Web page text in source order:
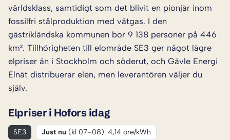
världsklass, samtidigt som det blivit en pionjär inom
fossilfri stålproduktion med vätgas. I den
gästrikländska kommunen bor 9 138 personer på 446
km². Tillhörigheten till elområde SE3 ger något lägre
elpriser än i Stockholm och söderut, och Gävle Energi
Elnät distribuerar elen, men leverantören väljer du
själv.
Elpriser i Hofors idag
SE3 Just nu (kl 07–08): 4,14 öre/kWh